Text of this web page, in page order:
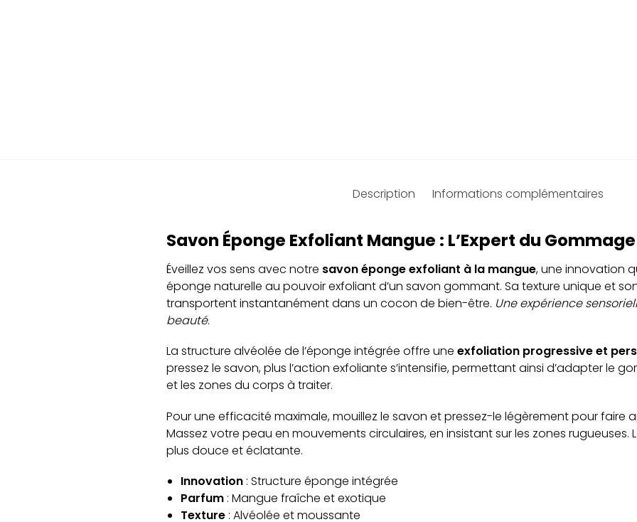
Description Informations complémentaires
Savon Éponge Exfoliant Mangue : L’Expert du
Éveillez vos sens avec notre savon éponge exfoliant à la mangue, une innovation
éponge naturelle au pouvoir exfoliant d’un savon gommant. Sa texture unique et
transportent instantanément dans un cocon de bien-être. Une expérience
beauté.
La structure alvéolée de l’éponge intégrée offre une exfoliation progressive et
pressez le savon, plus l’action exfoliante s’intensifie, permettant ainsi d’adapter le
et les zones du corps à traiter.
Pour une efficacité maximale, mouillez le savon et pressez-le légèrement pour faire
Massez votre peau en mouvements circulaires, en insistant sur les zones
plus douce et éclatante.
Innovation: Structure éponge intégrée
Parfum: Mangue fraîche et exotique
Texture: Alvéolée et moussante